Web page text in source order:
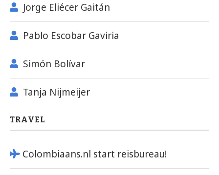
Jorge Eliécer Gaitán
Pablo Escobar Gaviria
Simón Bolívar
Tanja Nijmeijer
TRAVEL
Colombiaans.nl start reisbureau!